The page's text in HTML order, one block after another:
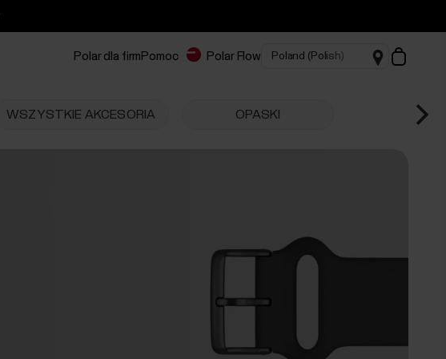
Polar dla firm Pomoc Polar Flow
WSZYSTKIE AKCESORIA OPASKI